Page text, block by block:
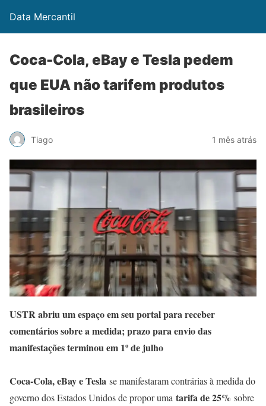
Data Mercantil
Coca-Cola, eBay e Tesla pedem
que EUA não tarifem produtos
brasileiros
Tiago 1 mês atrás
USTR abriu um espaço em seu portal para receber
comentários sobre a medida; prazo para envio das
manifestações terminou em 1º de julho
Coca-Cola, eBay e Tesla se manifestaram contrárias à medida do
governo dos Estados Unidos de propor uma tarifa de 25% sobre